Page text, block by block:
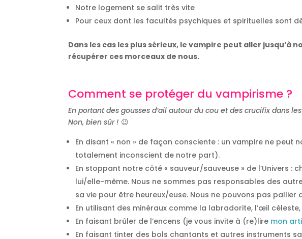
Notre logement se salit très vite
Pour ceux dont les facultés psychiques et spirituelles sont
Dans les cas les plus sérieux, le vampire peut aller
récupérer ces morceaux de nous.
Comment se protéger du vampirisme ?
En portant des gousses d’ail autour du cou et des crucifix dans
Non, bien sûr ! 😉
En disant « non » de façon consciente : un vampire ne
totalement inconscient de notre part).
En stoppant notre côté « sauveur/sauveuse » de l’Univers
lui/elle-même. Nous ne sommes pas responsables des
sa vie pour être heureux/euse. Nous ne pouvons pas pallier
En utilisant des minéraux comme la labradorite, l’œil
En faisant brûler de l’encens (je vous invite à (re)lire mon
En faisant tinter des bols chantants et autres instruments